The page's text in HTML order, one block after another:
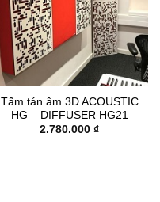
Tấm tán âm 3D ACOUSTIC
HG – DIFFUSER HG21
2.780.000 ₫